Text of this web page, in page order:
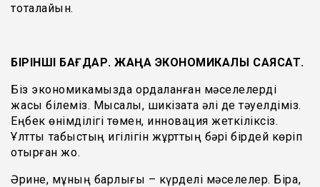
тоқталайын.
БІРІНШІ БАҒДАР. ЖАҢА ЭКОНОМИКАЛЫҚ САЯСАТ.
Біз экономикамызда қордаланған мәселелерді
жақсы білеміз. Мысалы, шикізатқа әлі де тәуелдіміз.
Еңбек өнімділігі төмен, инновация жеткіліксіз.
Ұлттық табыстың игілігін жұрттың бәрі бірдей көріп
отырған жоқ.
Әрине, мұның барлығы – күрделі мәселелер. Бірақ,